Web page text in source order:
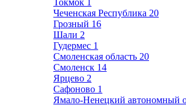
Токмок 1
Чеченская Республика 20
Грозный 16
Шали 2
Гудермес 1
Смоленская область 20
Смоленск 14
Ярцево 2
Сафоново 1
Ямало-Ненецкий автономный